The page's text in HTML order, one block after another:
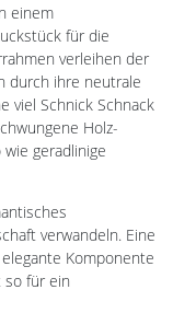
einem
für die
verleihen der
durch ihre neutrale
viel Schnick Schnack
Holz-
geradlinige
verwandeln. Eine
Komponente
so für ein